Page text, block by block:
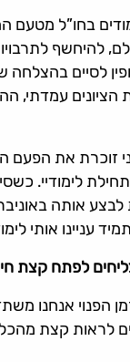
בחו”ל מטעם
להיחשף
לסיים בהצלחה
עמדתי,
זוכרת את הפעם
לימודיי.
אותה
עניינו אותי
לפתח קצת
הפנוי אנחנו
לראות קצת מהכל